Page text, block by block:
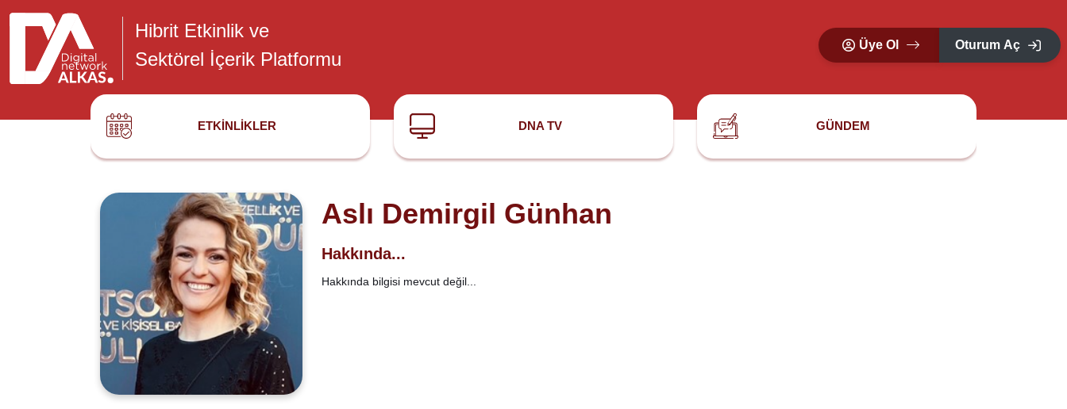
Hibrit Etkinlik ve
Sektörel İçerik Platformu
Üye Ol Oturum Aç
ETKINLIKLER DNA TV GÜNDEM
Aslı Demirgil Günhan
Hakkında...
Hakkında bilgisi mevcut değil...